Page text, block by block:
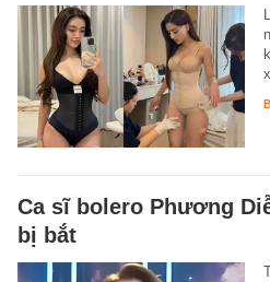
Ca sĩ bolero Phương
bị bắt